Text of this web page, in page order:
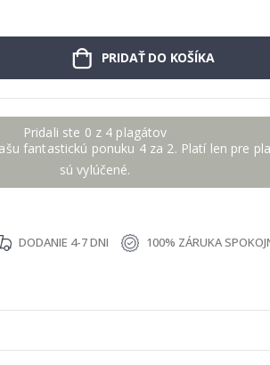
PRIDAŤ DO KOŠÍKA
Pridali ste 0 z 4 plagátov
fantastickú ponuku 4 za 2. Platí len pre
sú vylúčené.
DODANIE 4-7 DNI 100% ZÁRUKA